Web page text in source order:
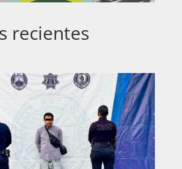
recientes